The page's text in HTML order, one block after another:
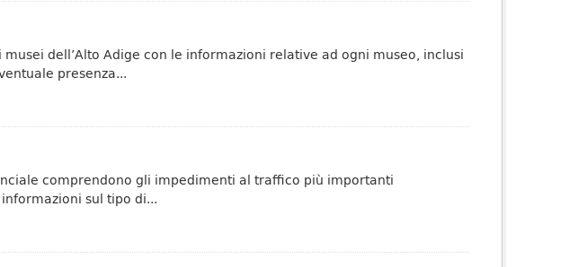
dell’Alto Adige con le informazioni relative ad ogni museo, inclusi
presenza...
comprendono gli impedimenti al traffico più importanti
sul tipo di...